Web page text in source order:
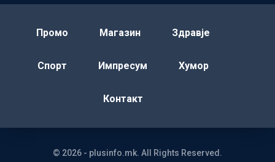
Промо Магазин Здравје
Спорт Импресум Хумор
Контакт
© 2026 - plusinfo.mk. All Rights Reserved.